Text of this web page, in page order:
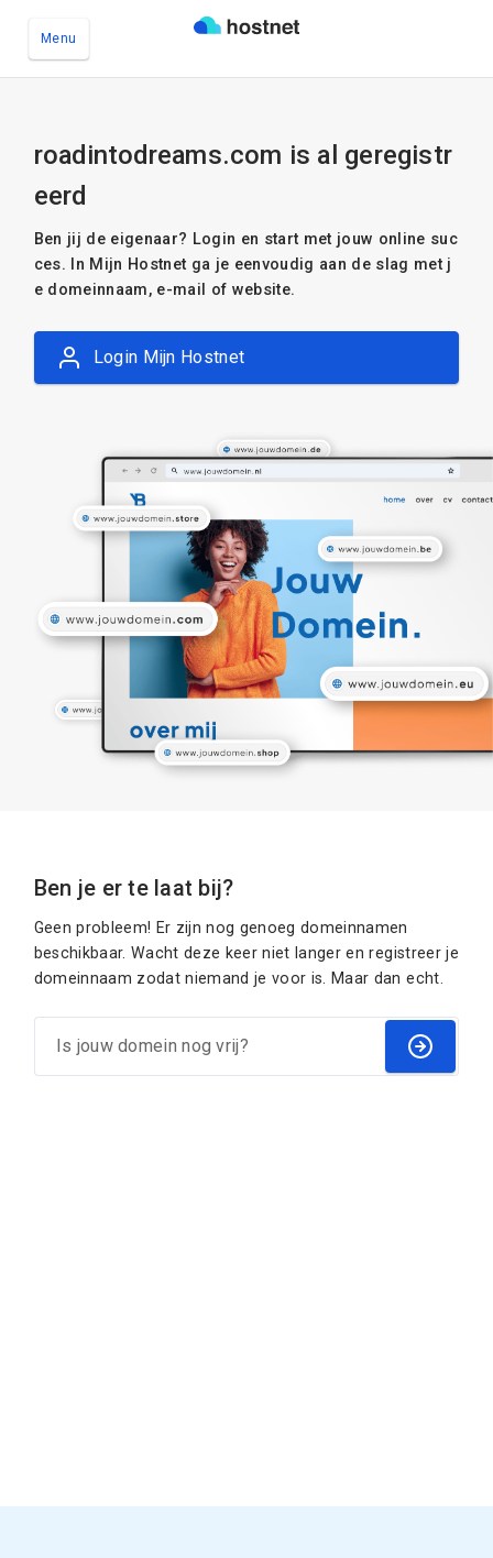
Menu
roadintodreams.com is al geregistr
eerd
Ben jij de eigenaar? Login en start met jouw online suc
ces. In Mijn Hostnet ga je eenvoudig aan de slag met j
e domeinnaam, e-mail of website.
Login Mijn Hostnet
Ben je er te laat bij?
Geen probleem! Er zijn nog genoeg domeinnamen
beschikbaar. Wacht deze keer niet langer en registreer je
domeinnaam zodat niemand je voor is. Maar dan echt.